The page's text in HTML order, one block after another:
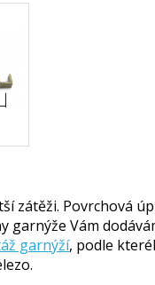
zátěži. Povrchová
garnýže Vám
garnýží, podle